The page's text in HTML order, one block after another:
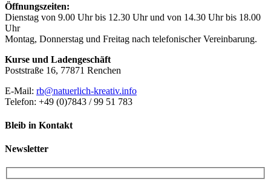
Öffnungszeiten:
Dienstag von 9.00 Uhr bis 12.30 Uhr und von 14.30 Uhr bis 18.00
Uhr
Montag, Donnerstag und Freitag nach telefonischer Vereinbarung.
Kurse und Ladengeschäft
Poststraße 16, 77871 Renchen
E-Mail: rb@natuerlich-kreativ.info
Telefon: +49 (0)7843 / 99 51 783
Bleib in Kontakt
Newsletter